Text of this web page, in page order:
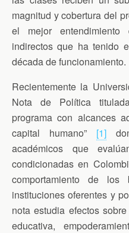
magnitud y cobertura del
el mejor
indirectos que ha tenido
década de funcionamiento.
Recientemente la
Nota de Política
programa con alcances
capital humano” [1]
académicos que
condicionadas en
comportamiento de los
instituciones oferentes y
nota estudia efectos
educativa,